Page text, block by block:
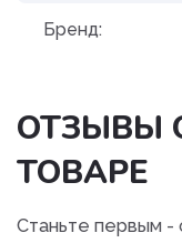
Бренд:
ОТЗЫВЫ
ТОВАРЕ
Станьте первым -